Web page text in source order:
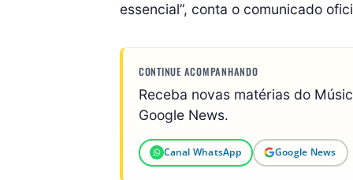
essencial”, conta o comunicado
CONTINUE ACOMPANHANDO
Receba novas matérias do
Google News.
Canal WhatsApp Google News